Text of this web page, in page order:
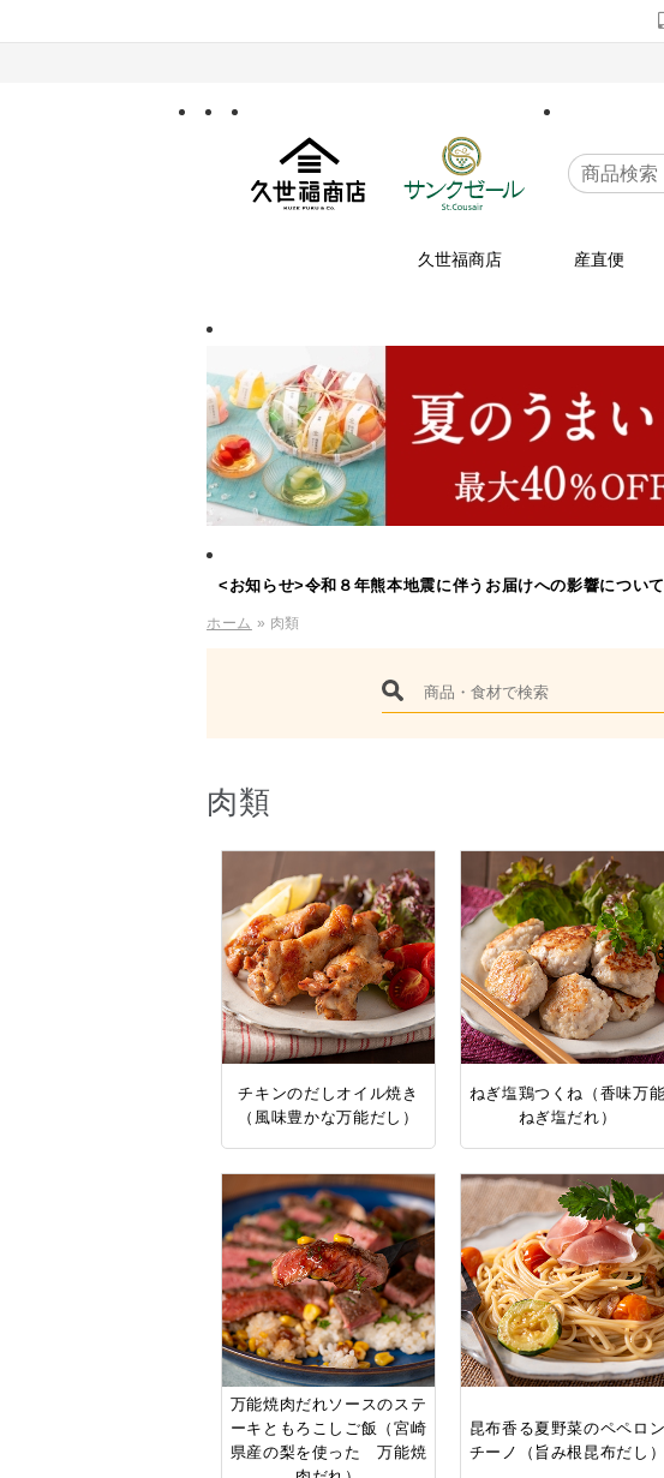
久世福商店 産直便
<お知らせ>令和８年熊本地震に伴うお届けへの影響につい
ホーム » 肉類
肉類
チキンのだしオイル焼き
（風味豊かな万能だし）
ねぎ塩鶏つくね（香味万能
ねぎ塩だれ）
万能焼肉だれソースのステ
ーキともろこしご飯（宮崎
県産の梨を使った 万能焼
昆布香る夏野菜のペペロン
チーノ（旨み根昆布だし）